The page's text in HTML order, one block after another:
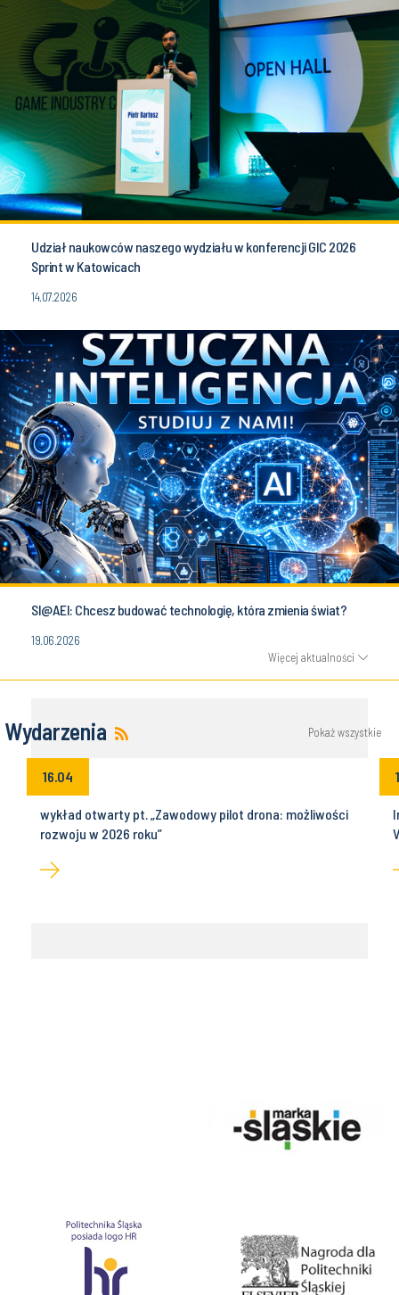
Udział naukowców naszego wydziału w konferencji GIC 2026
Sprint w Katowicach
14.07.2026
SI@AEI: Chcesz budować technologię, która zmienia świat?
19.06.2026
Więcej aktualności
Wydarzenia Pokaż wszystkie
16.04
wykład otwarty pt. „Zawodowy pilot drona: możliwości
rozwoju w 2026 roku”